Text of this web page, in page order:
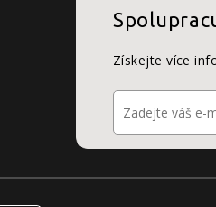
Získejte více